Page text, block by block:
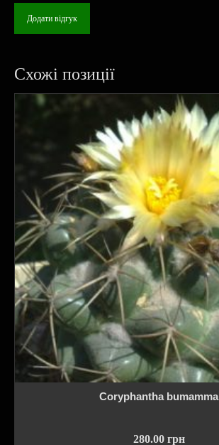
Додати відгук
Схожі позиції
Coryphantha bumamma
280.00 грн